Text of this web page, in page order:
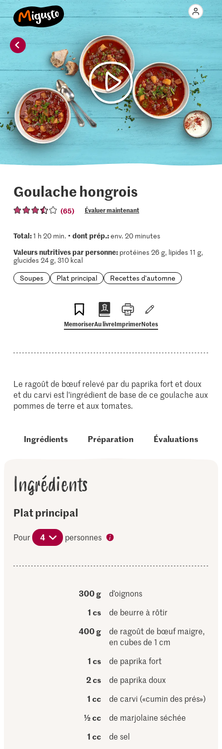
Goulache hongrois
(65) Évaluer maintenant
Total:1 h 20 min. • dont prép.:env. 20 minutes
Valeurs nutritives par personne:protéines 26 g, lipides 11 g,
glucides 24 g, 310 kcal
Soupes
Plat principal Recettes d'automne
MemoriserAu livreImprimerNotes
Le ragoût de bœuf relevé par du paprika fort et doux
et du carvi est l'ingrédient de base de ce goulache aux
pommes de terre et aux tomates.
Ingrédients Préparation Évaluations
Ingrédients
Plat principal
Pour 4 personnes
300 g
d’oignons
1 cs
de beurre à rôtir
400 g
de ragoût de bœuf maigre,
en cubes de 1 cm
1 cs
de paprika fort
2 cs
de paprika doux
1 cc
de carvi («cumin des prés»)
½ cc
de marjolaine séchée
1 cc
de sel